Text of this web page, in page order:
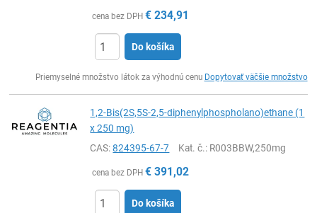
cena bez DPH € 234,91
Do košíka
Priemyselné množstvo látok za výhodnú cenu Dopytovať väčšie množstvo
1,2-Bis(2S,5S-2,5-diphenylphospholano)ethane (1
x 250 mg)
CAS:824395-67-7 Kat. č.: R003BBW,250mg
cena bez DPH € 391,02
Do košíka